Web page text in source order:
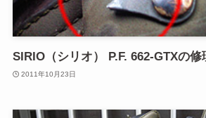
SIRIO（シリオ） P.F. 662-GTXの修
2011年10月23日